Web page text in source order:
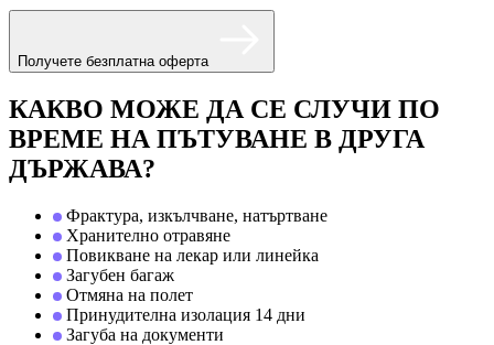
Получете безплатна оферта
КАКВО МОЖЕ ДА СЕ СЛУЧИ ПО
ВРЕМЕ НА ПЪТУВАНЕ В ДРУГА
ДЪРЖАВА?
Фрактура, изкълчване, натъртване
Хранително отравяне
Повикване на лекар или линейка
Загубен багаж
Отмяна на полет
Принудителна изолация 14 дни
Загуба на документи